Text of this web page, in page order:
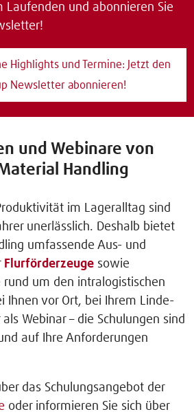
Laufenden und abonnieren Sie
Highlights und Termine: Jetzt den
Newsletter abonnieren!
und Webinare von
Handling
im Lageralltag sind
unerlässlich. Deshalb bietet
umfassende Aus- und
Flurförderzeuge sowie
rund um den intralogistischen
Ihnen vor Ort, bei Ihrem Linde-
Webinar – die Schulungen sind
auf Ihre Anforderungen
das Schulungsangebot der
oder informieren Sie sich über